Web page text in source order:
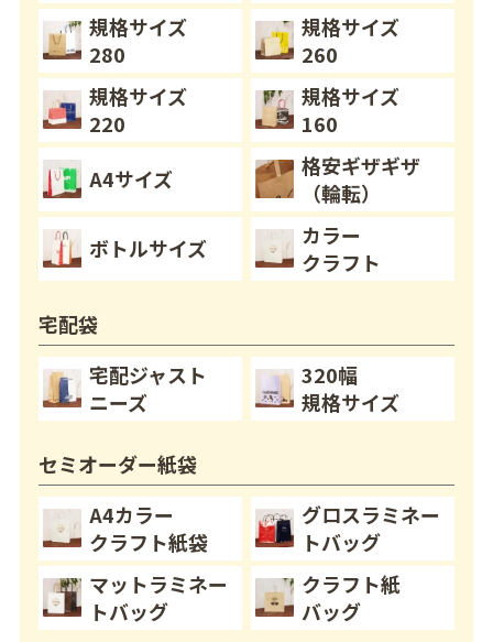
規格サイズ
280
規格サイズ
260
規格サイズ
220
規格サイズ
160
A4サイズ
格安ギザギザ
（輪転）
ボトルサイズ
カラー
クラフト
宅配袋
宅配ジャスト
ニーズ
320幅
規格サイズ
セミオーダー紙袋
A4カラー
クラフト紙袋
グロスラミネー
トバッグ
マットラミネー
トバッグ
クラフト紙
バッグ